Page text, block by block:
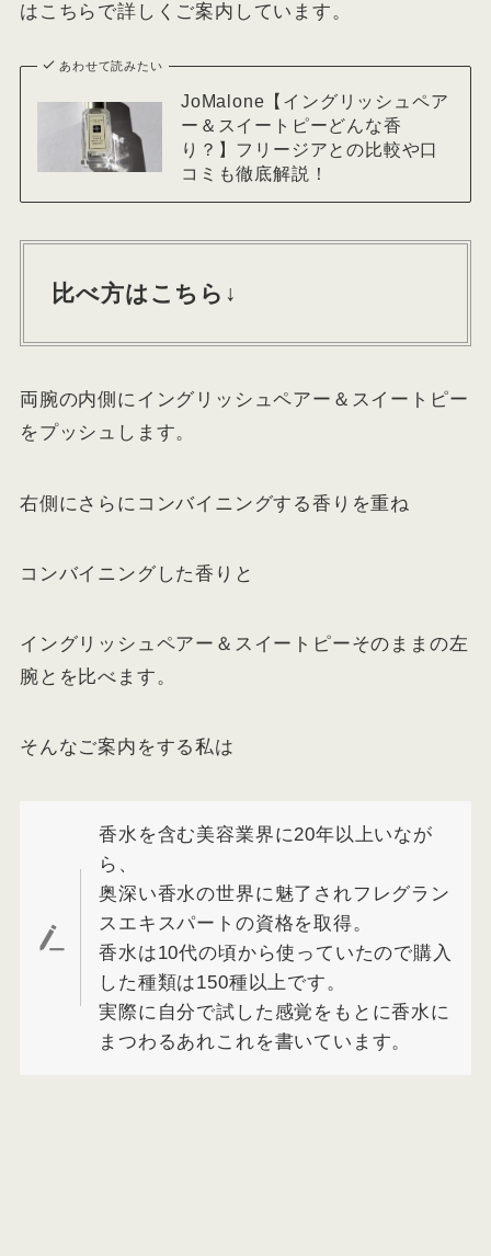
はこちらで詳しくご案内しています。
あわせて読みたい
JoMalone【イングリッシュペア
ー＆スイートピーどんな香
り？】フリージアとの比較や口
コミも徹底解説！
比べ方はこちら↓
両腕の内側にイングリッシュペアー＆スイートピー
をプッシュします。
右側にさらにコンバイニングする香りを重ね
コンバイニングした香りと
イングリッシュペアー＆スイートピーそのままの左
腕とを比べます。
そんなご案内をする私は
香水を含む美容業界に20年以上いなが
ら、
奥深い香水の世界に魅了されフレグラン
スエキスパートの資格を取得。
香水は10代の頃から使っていたので購入
した種類は150種以上です。
実際に自分で試した感覚をもとに香水に
まつわるあれこれを書いています。